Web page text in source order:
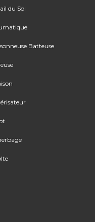
du Sol
Batteuse